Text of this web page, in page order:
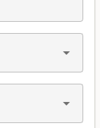
arrow_drop_down
arrow_drop_down